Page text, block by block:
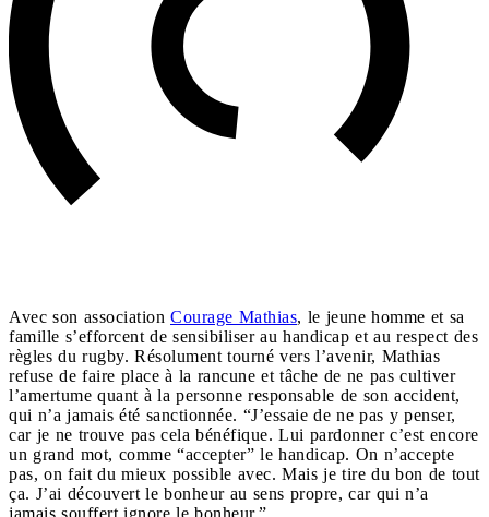
Avec son association Courage Mathias, le jeune homme et sa
famille s’efforcent de sensibiliser au handicap et au respect des
règles du rugby. Résolument tourné vers l’avenir, Mathias
refuse de faire place à la rancune et tâche de ne pas cultiver
l’amertume quant à la personne responsable de son accident,
qui n’a jamais été sanctionnée. “J’essaie de ne pas y penser,
car je ne trouve pas cela bénéfique. Lui pardonner c’est encore
un grand mot, comme “accepter” le handicap. On n’accepte
pas, on fait du mieux possible avec. Mais je tire du bon de tout
ça. J’ai découvert le bonheur au sens propre, car qui n’a
jamais souffert ignore le bonheur.”